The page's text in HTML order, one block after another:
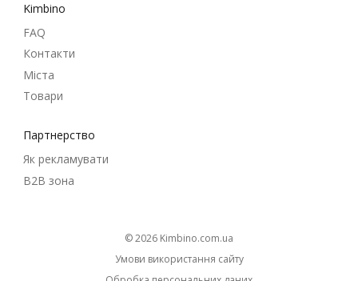
Kimbino
FAQ
Контакти
Міста
Товари
Партнерство
Як рекламувати
B2B зона
© 2026
kimbino.com.ua
Умови використання сайту